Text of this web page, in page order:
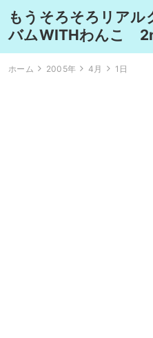
もうそろそろリアル
バムWITHわんこ
ホーム 2005年 4月 1日